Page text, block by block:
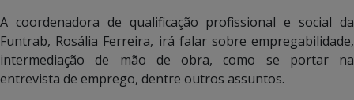
A coordenadora de qualificação profissional e social da
Funtrab, Rosália Ferreira, irá falar sobre empregabilidade,
intermediação de mão de obra, como se portar na
entrevista de emprego, dentre outros assuntos.